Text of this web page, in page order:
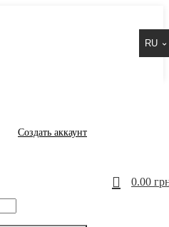
RU
Создать аккаунт
0.00